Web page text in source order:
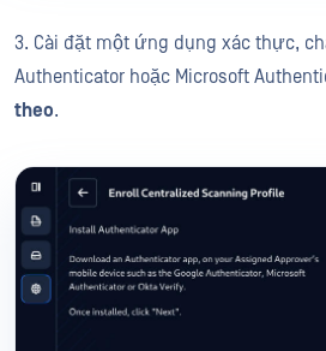
3. Cài đặt một ứng dụng xác thực,
Authenticator hoặc Microsoft
theo.